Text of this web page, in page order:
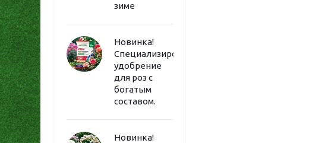
зиме
Новинка!
Специализированное
удобрение
для роз с
богатым
составом.
Новинка!